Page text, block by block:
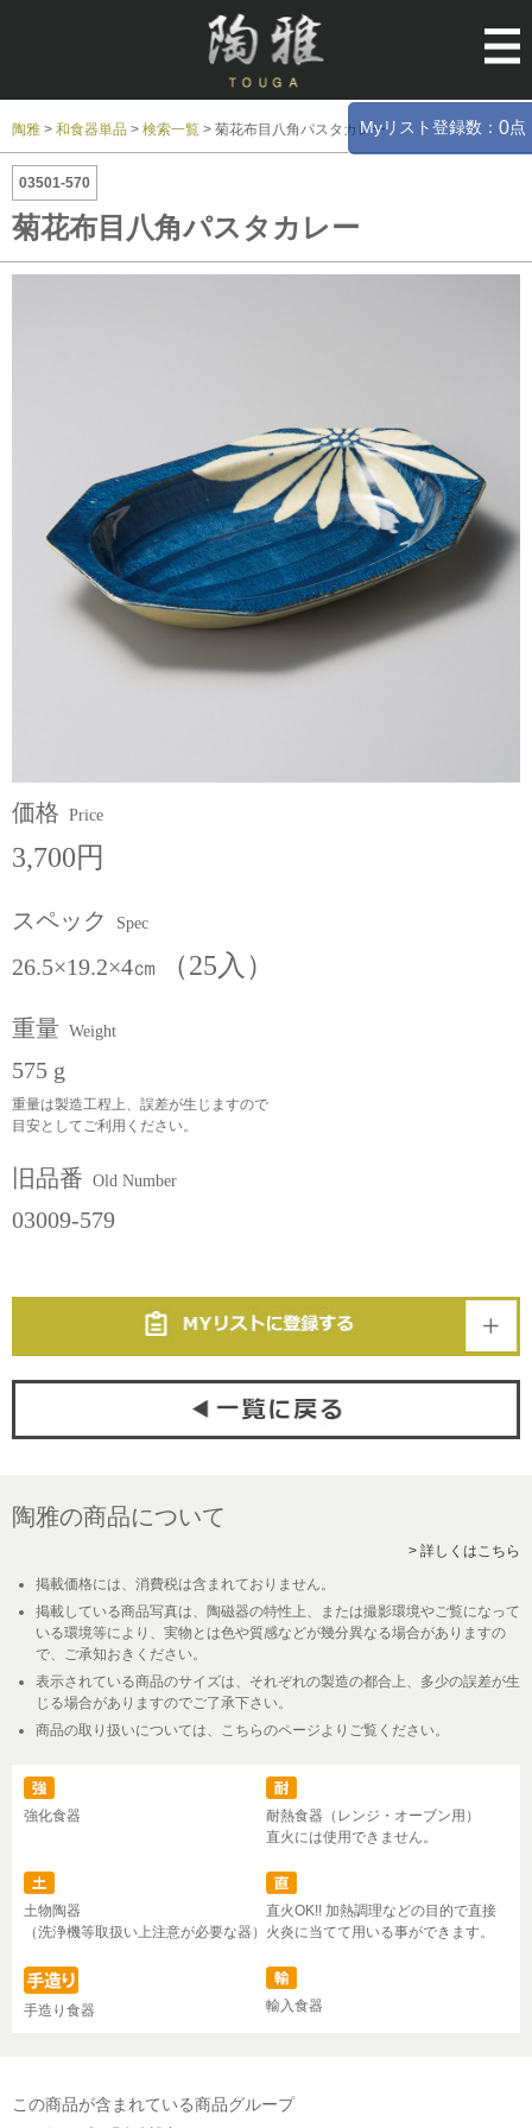
Myリスト登録数： 0点
陶雅 > 和食器単品 > 検索一覧 > 菊花布目八角パスタカレー
03501-570
菊花布目八角パスタカレー
価格 Price
3,700円
スペック Spec
26.5×19.2×4㎝ （25入）
重量 Weight
575 g
重量は製造工程上、誤差が生じますので
目安としてご利用ください。
旧品番 Old Number
03009-579
陶雅の商品について
> 詳しくはこちら
掲載価格には、消費税は含まれておりません。
掲載している商品写真は、陶磁器の特性上、または撮影環境やご覧になって
いる環境等により、実物とは色や質感などが幾分異なる場合がありますの
で、ご承知おきください。
表示されている商品のサイズは、それぞれの製造の都合上、多少の誤差が生
じる場合がありますのでご了承下さい。
商品の取り扱いについては、こちらのページよりご覧ください。
強化食器
耐熱食器（レンジ・オーブン用）
直火には使用できません。
土物陶器
（洗浄機等取扱い上注意が必要な器）
直火OK!! 加熱調理などの目的で直接
火炎に当てて用いる事ができます。
手造り食器 輸入食器
この商品が含まれている商品グループ